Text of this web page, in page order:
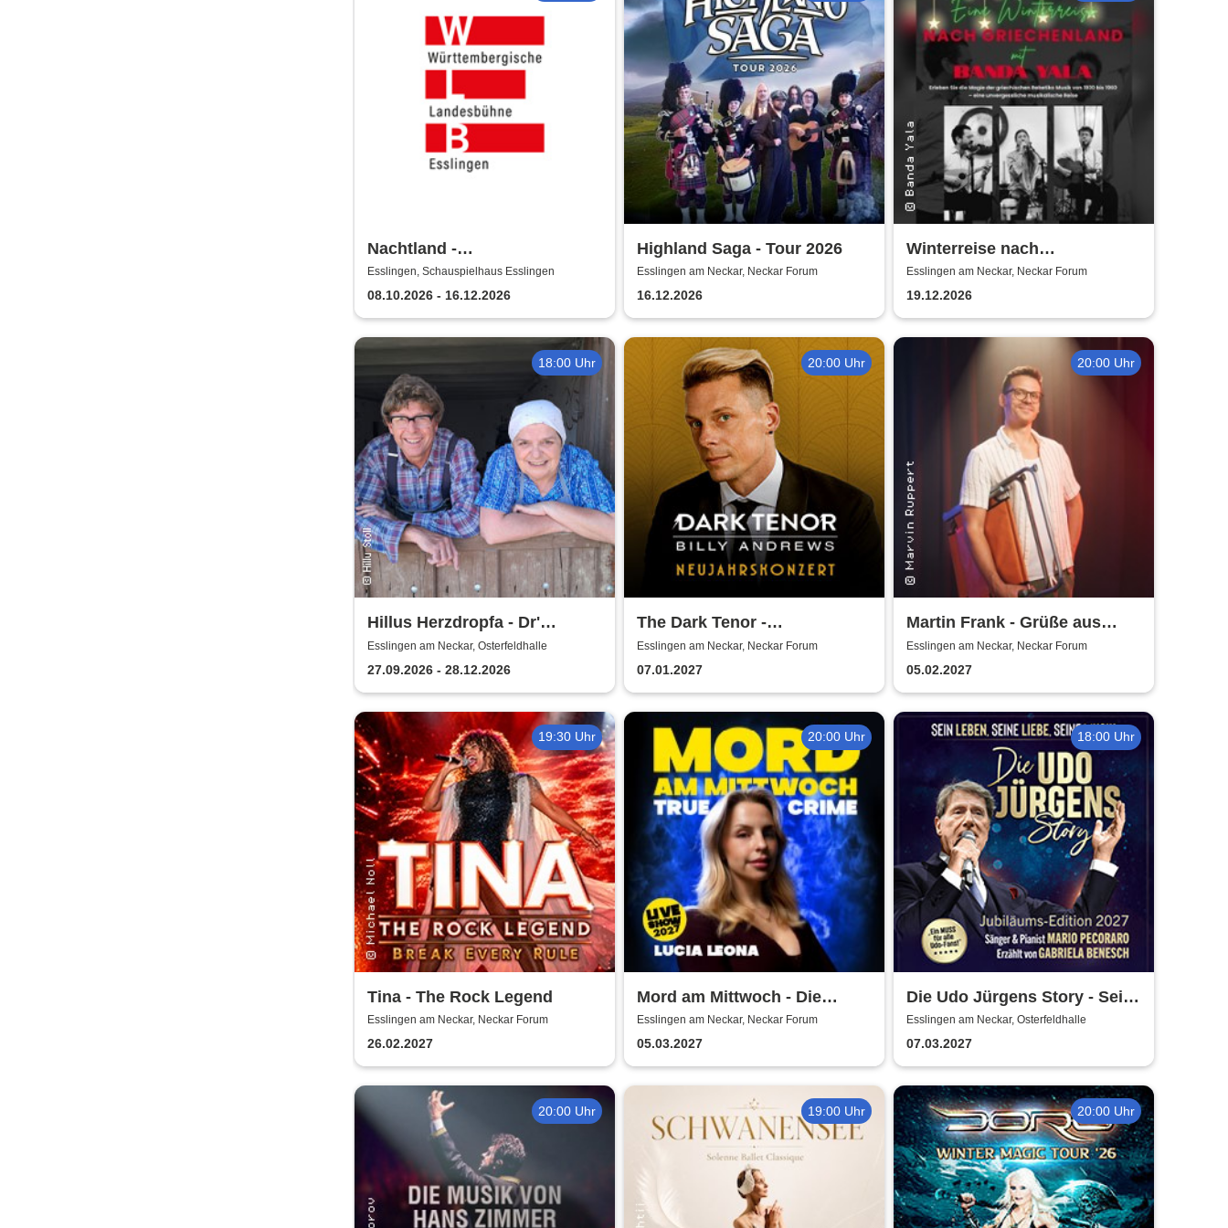
Nachtland -
Württembergische
Landesbühne Esslingen
Esslingen, Schauspielhaus Esslingen
08.10.2026 - 16.12.2026
Highland Saga - Tour 2026
Esslingen am Neckar, Neckar Forum
16.12.2026
Winterreise nach
Griechenland mit Banda Yala
Esslingen am Neckar, Neckar Forum
19.12.2026
18:00 Uhr
Hillus Herzdropfa - Dr'
normale Wahnsinn!
Esslingen am Neckar, Osterfeldhalle
27.09.2026 - 28.12.2026
20:00 Uhr
The Dark Tenor -
Neujahrskonzerte
Esslingen am Neckar, Neckar Forum
07.01.2027
20:00 Uhr
Martin Frank - Grüße aus
Allegro Süd
Esslingen am Neckar, Neckar Forum
05.02.2027
19:30 Uhr
Tina - The Rock Legend
Esslingen am Neckar, Neckar Forum
26.02.2027
20:00 Uhr
Mord am Mittwoch - Die
Crime Show 2027 - Lucia
Leona
Esslingen am Neckar, Neckar Forum
05.03.2027
18:00 Uhr
Die Udo Jürgens Story - Sein
Leben, seine Liebe, seine
Musik! Konzerte 2027
Esslingen am Neckar, Osterfeldhalle
07.03.2027
20:00 Uhr 19:00 Uhr 20:00 Uhr